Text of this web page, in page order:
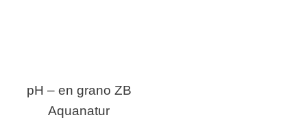
pH – en grano ZB
Aquanatur